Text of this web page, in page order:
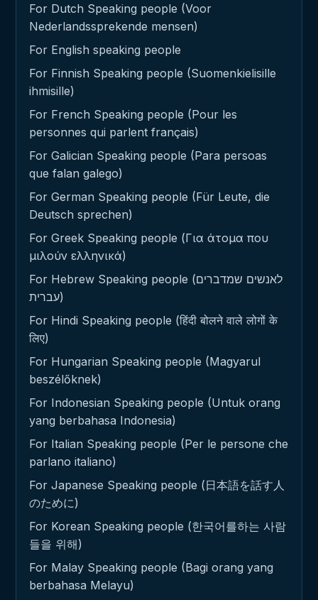
For Dutch Speaking people (Voor
Nederlandssprekende mensen)
For English speaking people
For Finnish Speaking people (Suomenkielisille
ihmisille)
For French Speaking people (Pour les
personnes qui parlent français)
For Galician Speaking people (Para persoas
que falan galego)
For German Speaking people (Für Leute, die
Deutsch sprechen)
For Greek Speaking people (Για άτομα που
μιλούν ελληνικά)
For Hebrew Speaking people (לאנשים שמדברים
עברית)
For Hindi Speaking people (हिंदी बोलने वाले लोगों के
लिए)
For Hungarian Speaking people (Magyarul
beszélőknek)
For Indonesian Speaking people (Untuk orang
yang berbahasa Indonesia)
For Italian Speaking people (Per le persone che
parlano italiano)
For Japanese Speaking people (日本語を話す人
のために)
For Korean Speaking people (한국어를하는 사람
들을 위해)
For Malay Speaking people (Bagi orang yang
berbahasa Melayu)